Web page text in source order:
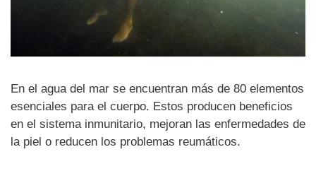
En el agua del mar se encuentran más de 80 elementos
esenciales para el cuerpo. Estos producen beneficios
en el sistema inmunitario, mejoran las enfermedades de
la piel o reducen los problemas reumáticos.